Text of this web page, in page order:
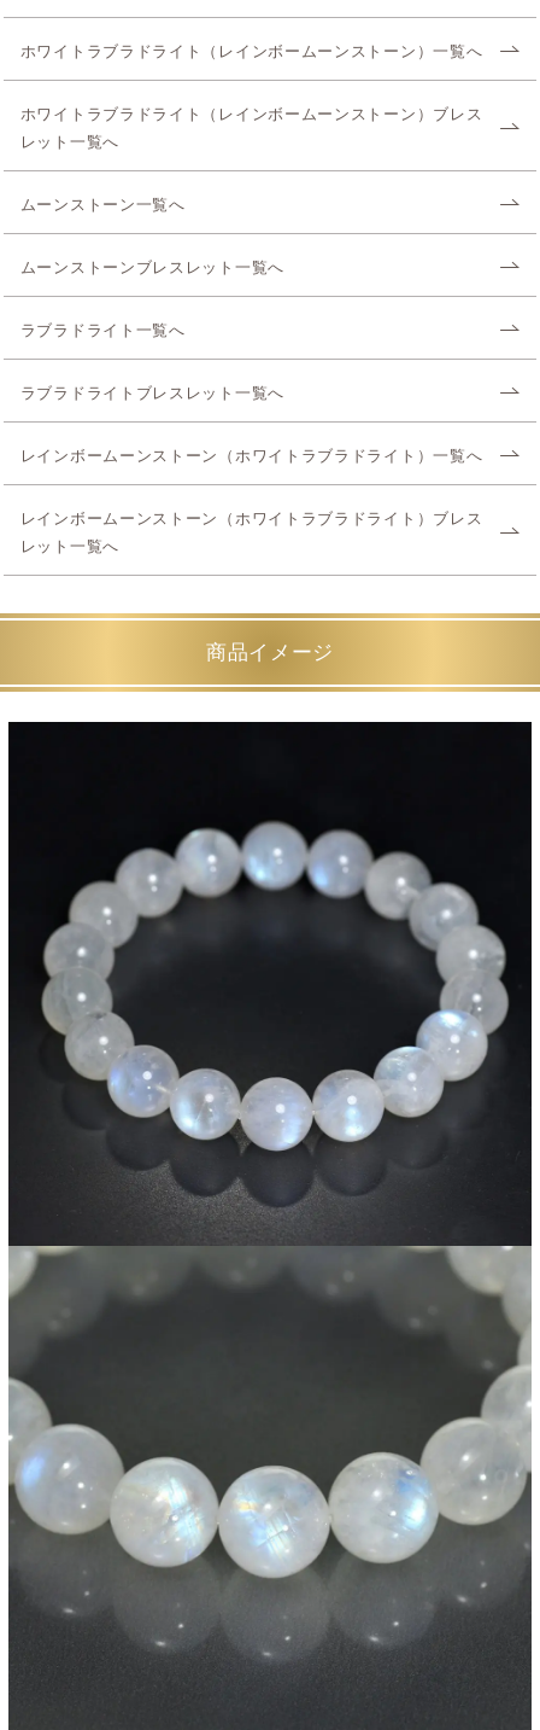
ホワイトラブラドライト（レインボームーンストーン）一覧へ
ホワイトラブラドライト（レインボームーンストーン）ブレス
レット一覧へ
ムーンストーン一覧へ
ムーンストーンブレスレット一覧へ
ラブラドライト一覧へ
ラブラドライトブレスレット一覧へ
レインボームーンストーン（ホワイトラブラドライト）一覧へ
レインボームーンストーン（ホワイトラブラドライト）ブレス
レット一覧へ
商品イメージ